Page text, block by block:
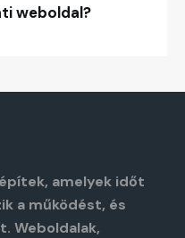
weboldal?
amelyek időt
a működést, és
Weboldalak,